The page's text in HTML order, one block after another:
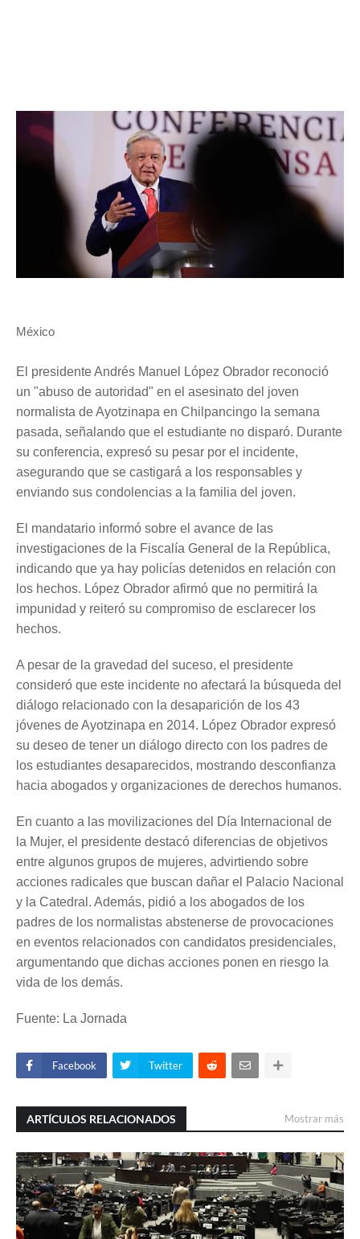
México
El presidente Andrés Manuel López Obrador reconoció
un "abuso de autoridad" en el asesinato del joven
normalista de Ayotzinapa en Chilpancingo la semana
pasada, señalando que el estudiante no disparó. Durante
su conferencia, expresó su pesar por el incidente,
asegurando que se castigará a los responsables y
enviando sus condolencias a la familia del joven.
El mandatario informó sobre el avance de las
investigaciones de la Fiscalía General de la República,
indicando que ya hay policías detenidos en relación con
los hechos. López Obrador afirmó que no permitirá la
impunidad y reiteró su compromiso de esclarecer los
hechos.
A pesar de la gravedad del suceso, el presidente
consideró que este incidente no afectará la búsqueda del
diálogo relacionado con la desaparición de los 43
jóvenes de Ayotzinapa en 2014. López Obrador expresó
su deseo de tener un diálogo directo con los padres de
los estudiantes desaparecidos, mostrando desconfianza
hacia abogados y organizaciones de derechos humanos.
En cuanto a las movilizaciones del Día Internacional de
la Mujer, el presidente destacó diferencias de objetivos
entre algunos grupos de mujeres, advirtiendo sobre
acciones radicales que buscan dañar el Palacio Nacional
y la Catedral. Además, pidió a los abogados de los
padres de los normalistas abstenerse de provocaciones
en eventos relacionados con candidatos presidenciales,
argumentando que dichas acciones ponen en riesgo la
vida de los demás.
Fuente: La Jornada
Facebook Twitter
ARTÍCULOS RELACIONADOS Mostrar más